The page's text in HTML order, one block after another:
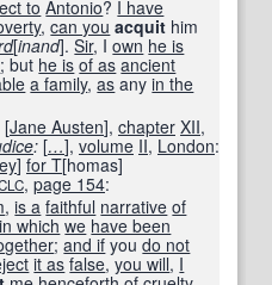
to Antonio? I have
,can you acquit him
[inand].Sir, Iown he is
; but he is of as ancient
a family,as anyin the
[Jane Austen], chapter XII,
: […], volume II, London:
] for T[homas]
, page 154:
,is a faithful narrative of
in which we have been
;and if youdo not
it as false,you will, I